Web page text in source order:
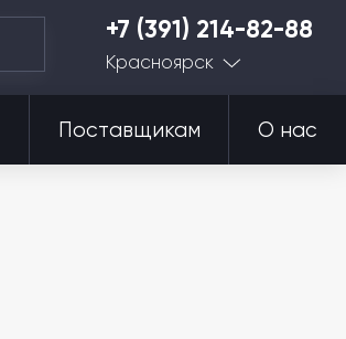
+7 (391) 214-82-88
Красноярск
Поставщикам О нас